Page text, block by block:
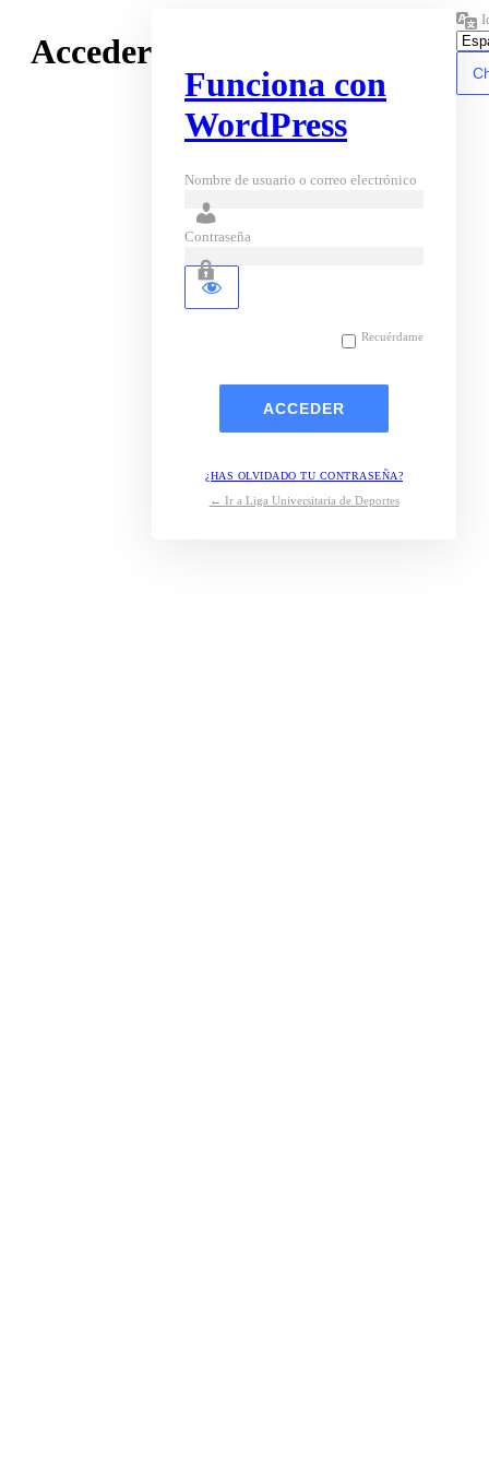
Acceder
Funciona con
WordPress
Nombre de usuario o correo electrónico
Contraseña
Recuérdame
¿HAS OLVIDADO TU CONTRASEÑA?
← Ir a Liga Universitaria de Deportes